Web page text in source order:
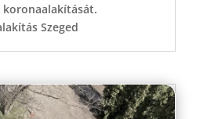
koronaalakítását.
Szeged